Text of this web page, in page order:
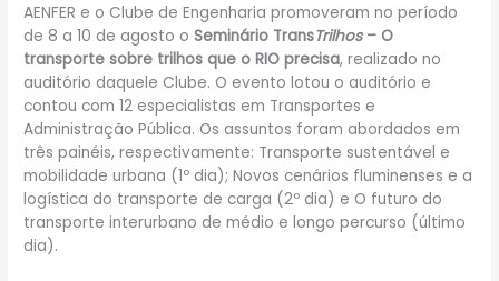
AENFER e o Clube de Engenharia promoveram no período
de 8 a 10 de agosto oSeminário TransTrilhos– O
transporte sobre trilhos que o RIO precisa, realizado no
auditório daquele Clube. O evento lotou o auditório e
contou com 12 especialistas em Transportes e
Administração Pública. Os assuntos foram abordados em
três painéis, respectivamente: Transporte sustentável e
mobilidade urbana (1º dia); Novos cenários fluminenses e a
logística do transporte de carga (2º dia) e O futuro do
transporte interurbano de médio e longo percurso (último
dia).